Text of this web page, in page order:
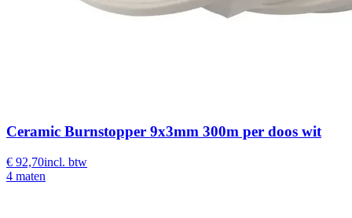
Ceramic Burnstopper 9x3mm 300m per doos wit
€ 92,70incl. btw
4 maten